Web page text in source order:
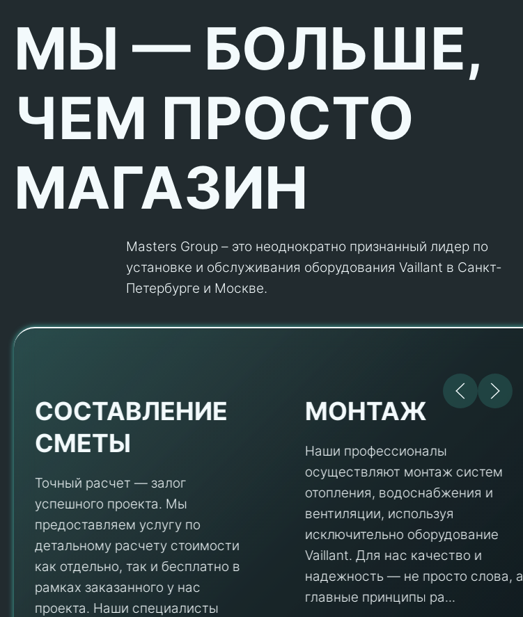
МЫ — БОЛЬШЕ,
ЧЕМ ПРОСТО
МАГАЗИН
Masters Group – это неоднократно признанный лидер по
установке и обслуживания оборудования Vaillant в Санкт-
Петербурге и Москве.
СОСТАВЛЕНИЕ
СМЕТЫ
Точный расчет — залог
успешного проекта. Мы
предоставляем услугу по
детальному расчету стоимости
как отдельно, так и бесплатно в
рамках заказанного у нас
проекта. Наши специалисты
МОНТАЖ
Наши профессионалы
осуществляют монтаж систем
отопления, водоснабжения и
вентиляции, используя
исключительно оборудование
Vaillant. Для нас качество и
надежность — не просто слова, а
главные принципы ра...